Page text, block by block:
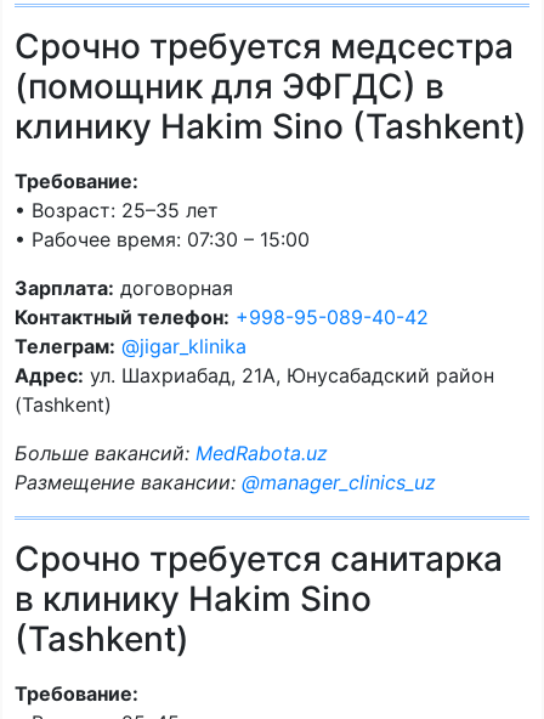
Срочно требуется медсестра
(помощник для ЭФГДС) в
клинику Hakim Sino (Tashkent)
Требование:
• Возраст: 25–35 лет
• Рабочее время: 07:30 – 15:00
Зарплата: договорная
Контактный телефон: +998-95-089-40-42
Телеграм: @jigar_klinika
Адрес: ул. Шахриабад, 21А, Юнусабадский район
(Tashkent)
Больше вакансий: MedRabota.uz
Размещение вакансии: @manager_clinics_uz
Срочно требуется санитарка
в клинику Hakim Sino
(Tashkent)
Требование: